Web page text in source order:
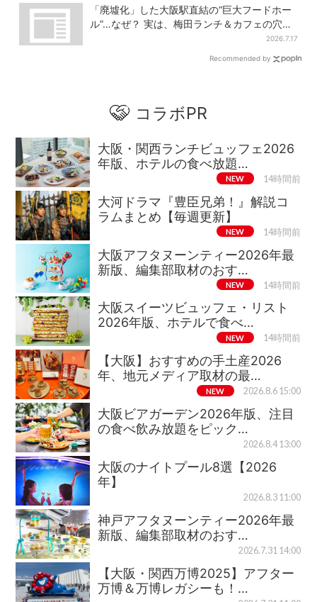
「廃墟化」した大阪駅直結の“巨大フードホー
ル”…なぜ？ 実は、梅田ランチ＆カフェの穴場
2026.7.17
Recommended by
コラボPR
大阪・関西ランチビュッフェ2026
年版、ホテルの食べ放題…
NEW 14時間前
大河ドラマ『豊臣兄弟！』解説コ
ラムまとめ【毎週更新】
NEW 14時間前
大阪アフタヌーンティー2026年最
新版、編集部取材のおす…
NEW 14時間前
大阪スイーツビュッフェ・リスト
2026年版、ホテルで食べ…
NEW 14時間前
【大阪】おすすめの手土産2026
年、地元メディア取材の最…
NEW 2026.8.6 15:00
大阪ビアガーデン2026年版、注目
の食べ飲み放題をピック…
2026.8.4 13:00
大阪のナイトプール8選【2026
年】
2026.8.3 11:00
神戸アフタヌーンティー2026年最
新版、編集部取材のおす…
2026.7.31 14:00
【大阪・関西万博2025】アフター
万博＆万博レガシーも！…